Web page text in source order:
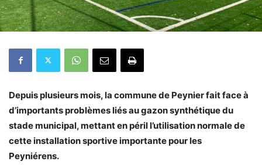
Depuis plusieurs mois, la commune de Peynier fait face à
d’importants problèmes liés au gazon synthétique du
stade municipal, mettant en péril l’utilisation normale de
cette installation sportive importante pour les
Peyniérens.